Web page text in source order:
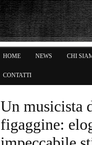
HOME NEWS CHI
CONTATTI
Un musicista
figaggine: